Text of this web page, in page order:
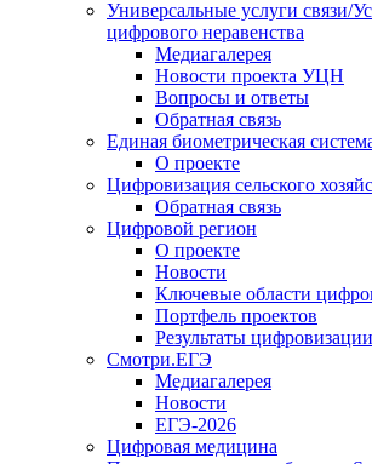
Универсальные услуги связи/
цифрового неравенства
Медиагалерея
Новости проекта УЦН
Вопросы и ответы
Обратная связь
Единая биометрическая
О проекте
Цифровизация сельского
Обратная связь
Цифровой регион
О проекте
Новости
Ключевые области
Портфель проектов
Результаты
Смотри.ЕГЭ
Медиагалерея
Новости
ЕГЭ-2026
Цифровая медицина